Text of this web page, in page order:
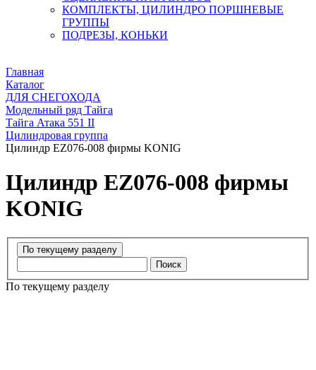
КОМПЛЕКТЫ, ЦИЛИНДРО ПОРШНЕВЫЕ
ГРУППЫ
ПОДРЕЗЫ, КОНЬКИ
Главная
Каталог
ДЛЯ СНЕГОХОДА
Модельный ряд Тайга
Тайга Атака 551 II
Цилиндровая группа
Цилиндр EZ076-008 фирмы KONIG
Цилиндр EZ076-008 фирмы
KONIG
Поиск
По текущему разделу